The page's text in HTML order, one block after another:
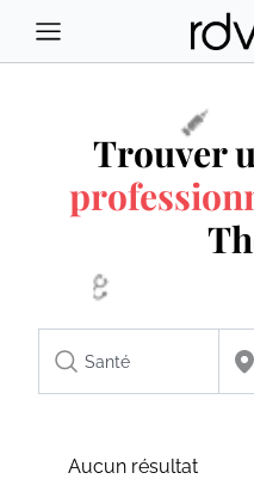
Trouver
Aucun résultat